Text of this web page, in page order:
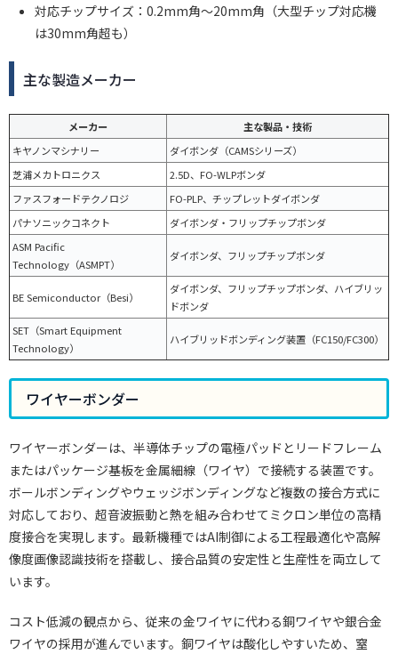
対応チップサイズ：0.2mm角〜20mm角（大型チップ対応機
は30mm角超も）
主な製造メーカー
メーカー
主な製品・技術
キヤノンマシナリー
ダイボンダ（CAMSシリーズ）
芝浦メカトロニクス
2.5D、FO-WLPボンダ
ファスフォードテクノロジ
FO-PLP、チップレットダイボンダ
パナソニックコネクト
ダイボンダ・フリップチップボンダ
ASM Pacific
Technology（ASMPT）
ダイボンダ、フリップチップボンダ
BE Semiconductor（Besi）
ダイボンダ、フリップチップボンダ、ハイブリッ
ドボンダ
SET（Smart Equipment
Technology）
ハイブリッドボンディング装置（FC150/FC300）
ワイヤーボンダー
ワイヤーボンダーは、半導体チップの電極パッドとリードフレーム
またはパッケージ基板を金属細線（ワイヤ）で接続する装置です。
ボールボンディングやウェッジボンディングなど複数の接合方式に
対応しており、超音波振動と熱を組み合わせてミクロン単位の高精
度接合を実現します。最新機種ではAI制御による工程最適化や高解
像度画像認識技術を搭載し、接合品質の安定性と生産性を両立して
います。
コスト低減の観点から、従来の金ワイヤに代わる銅ワイヤや銀合金
ワイヤの採用が進んでいます。銅ワイヤは酸化しやすいため、窒